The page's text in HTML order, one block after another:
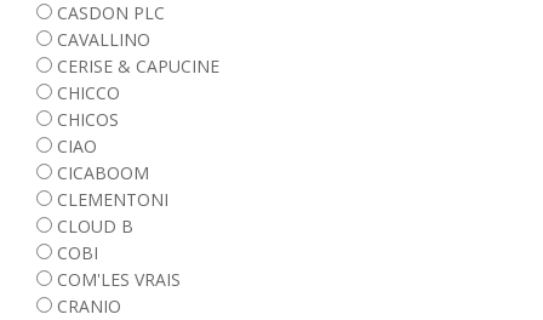
CASDON PLC
CAVALLINO
CERISE & CAPUCINE
CHICCO
CHICOS
CIAO
CICABOOM
CLEMENTONI
CLOUD B
COBI
COM'LES VRAIS
CRANIO